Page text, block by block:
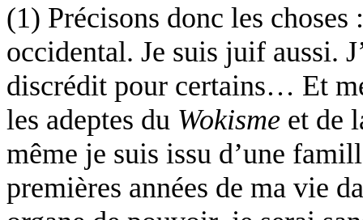
(1) Précisons donc les
occidental. Je suis juif aussi.
discrédit pour certains… Et
les adeptes du Wokisme et de
même je suis issu d’une
premières années de ma vie